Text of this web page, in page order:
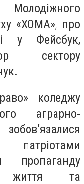
Молодіжного
«ХОМА», про
у Фейсбук,
сектору
коледжу
аграрно-
пропаганду
життя та